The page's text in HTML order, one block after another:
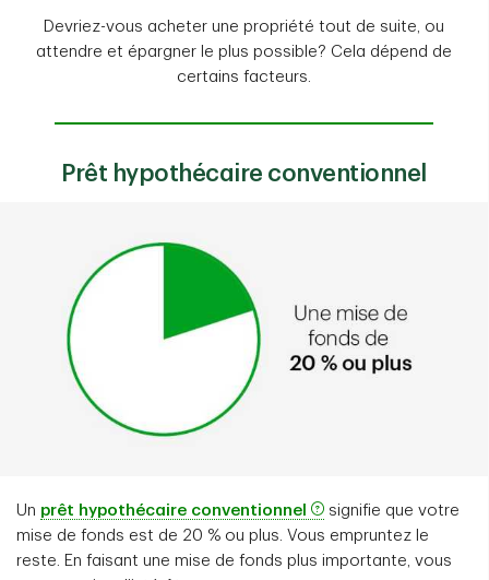
Devriez-vous acheter une propriété tout de suite, ou
attendre et épargner le plus possible? Cela dépend de
certains facteurs.
Prêt hypothécaire conventionnel
Un prêt hypothécaire conventionnel
signifie que votre
mise de fonds est de 20 % ou plus. Vous empruntez le
reste. En faisant une mise de fonds plus importante, vous